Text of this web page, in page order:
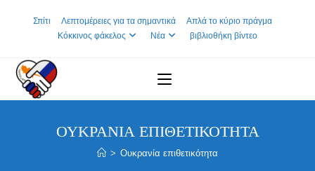
Σπίτι Λεπτομέρειες για τα σημαντικά
Απλά το κύριο πράγμα
Κόκκινος φάκελος
Νέα βιβλιοθήκη βίντεο
ΟΥΚΡΑΝΊΑ ΕΠΙΘΕΤΙΚΌΤΗΤΑ
> Ουκρανία επιθετικότητα